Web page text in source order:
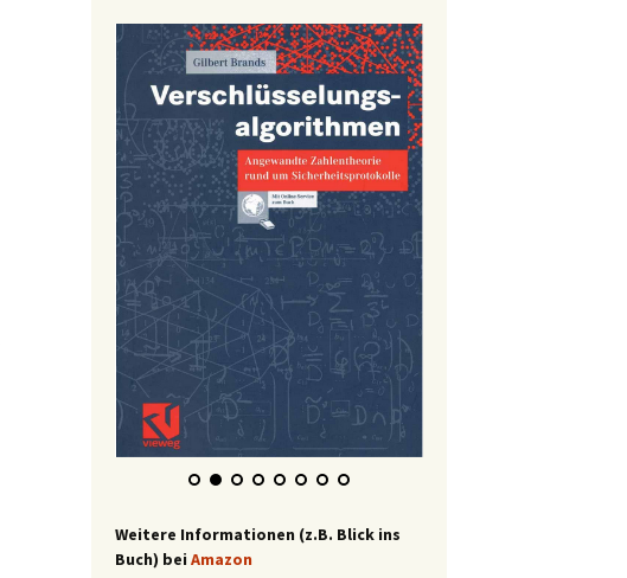
Weitere Informationen (z.B. Blick ins
Buch) bei Amazon